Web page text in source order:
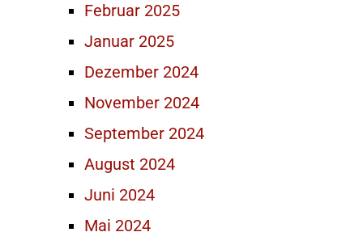
Februar 2025
Januar 2025
Dezember 2024
November 2024
September 2024
August 2024
Juni 2024
Mai 2024